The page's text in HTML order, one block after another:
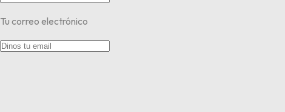
Tu correo electrónico